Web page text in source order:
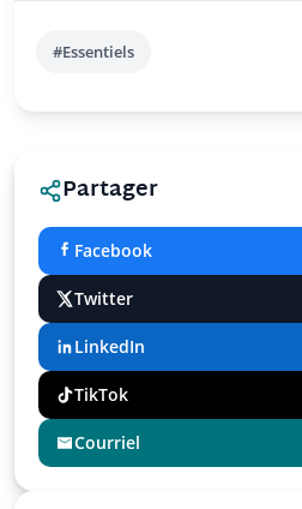
#Essentiels
Partager
Facebook
Twitter
LinkedIn
TikTok
Courriel